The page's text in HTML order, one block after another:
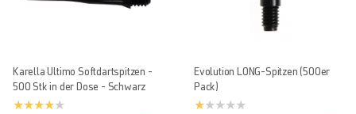
Karella Ultimo Softdartspitzen -
500 Stk in der Dose - Schwarz
Evolution LONG-Spitzen (500er
Pack)